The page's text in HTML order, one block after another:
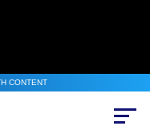
CONTENT